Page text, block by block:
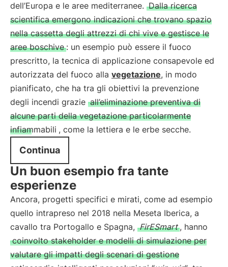
dell’Europa e le aree mediterranee. Dalla ricerca
scientifica emergono indicazioni che trovano spazio
nella cassetta degli attrezzi di chi vive e gestisce le
aree boschive : un esempio può essere il fuoco
prescritto, la tecnica di applicazione consapevole ed
autorizzata del fuoco alla vegetazione, in modo
pianificato, che ha tra gli obiettivi la prevenzione
degli incendi grazie all’eliminazione preventiva di
alcune parti della vegetazione particolarmente
infiammabili , come la lettiera e le erbe secche.
Continua
Un buon esempio fra tante
esperienze
Ancora, progetti specifici e mirati, come ad esempio
quello intrapreso nel 2018 nella Meseta Iberica, a
cavallo tra Portogallo e Spagna, FirESmart , hanno
coinvolto stakeholder e modelli di simulazione per
valutare gli impatti degli scenari di gestione